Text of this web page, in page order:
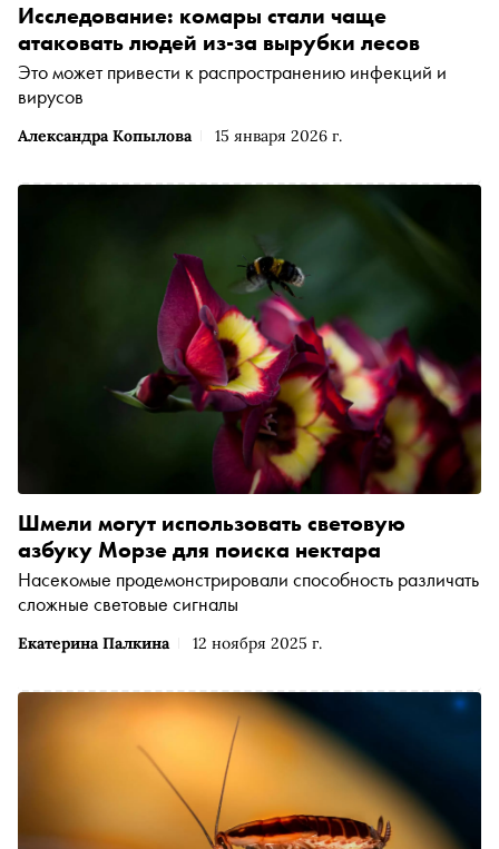
Александра Копылова 15 января 2026 г.
Исследование: комары стали чаще
атаковать людей из-за вырубки лесов
Это может привести к распространению инфекций и
вирусов
Екатерина Палкина 12 ноября 2025 г.
Шмели могут использовать световую
азбуку Морзе для поиска нектара
Насекомые продемонстрировали способность различать
сложные световые сигналы